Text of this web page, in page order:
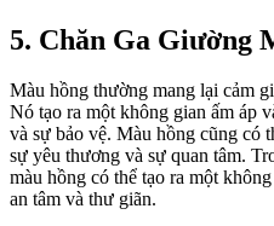
5. Chăn Ga Giường
Màu hồng thường mang lại cảm
Nó tạo ra một không gian ấm áp
và sự bảo vệ. Màu hồng cũng có
sự yêu thương và sự quan tâm.
màu hồng có thể tạo ra một
an tâm và thư giãn.